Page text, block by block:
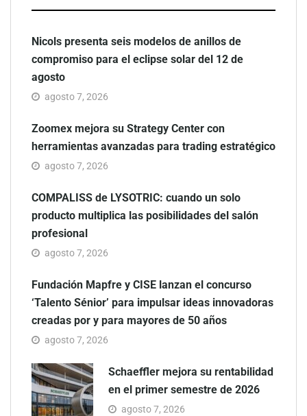
Nicols presenta seis modelos de anillos de
compromiso para el eclipse solar del 12 de
agosto
agosto 7, 2026
Zoomex mejora su Strategy Center con
herramientas avanzadas para trading estratégico
agosto 7, 2026
COMPALISS de LYSOTRIC: cuando un solo
producto multiplica las posibilidades del salón
profesional
agosto 7, 2026
Fundación Mapfre y CISE lanzan el concurso
‘Talento Sénior’ para impulsar ideas innovadoras
creadas por y para mayores de 50 años
agosto 7, 2026
Schaeffler mejora su rentabilidad
en el primer semestre de 2026
agosto 7, 2026